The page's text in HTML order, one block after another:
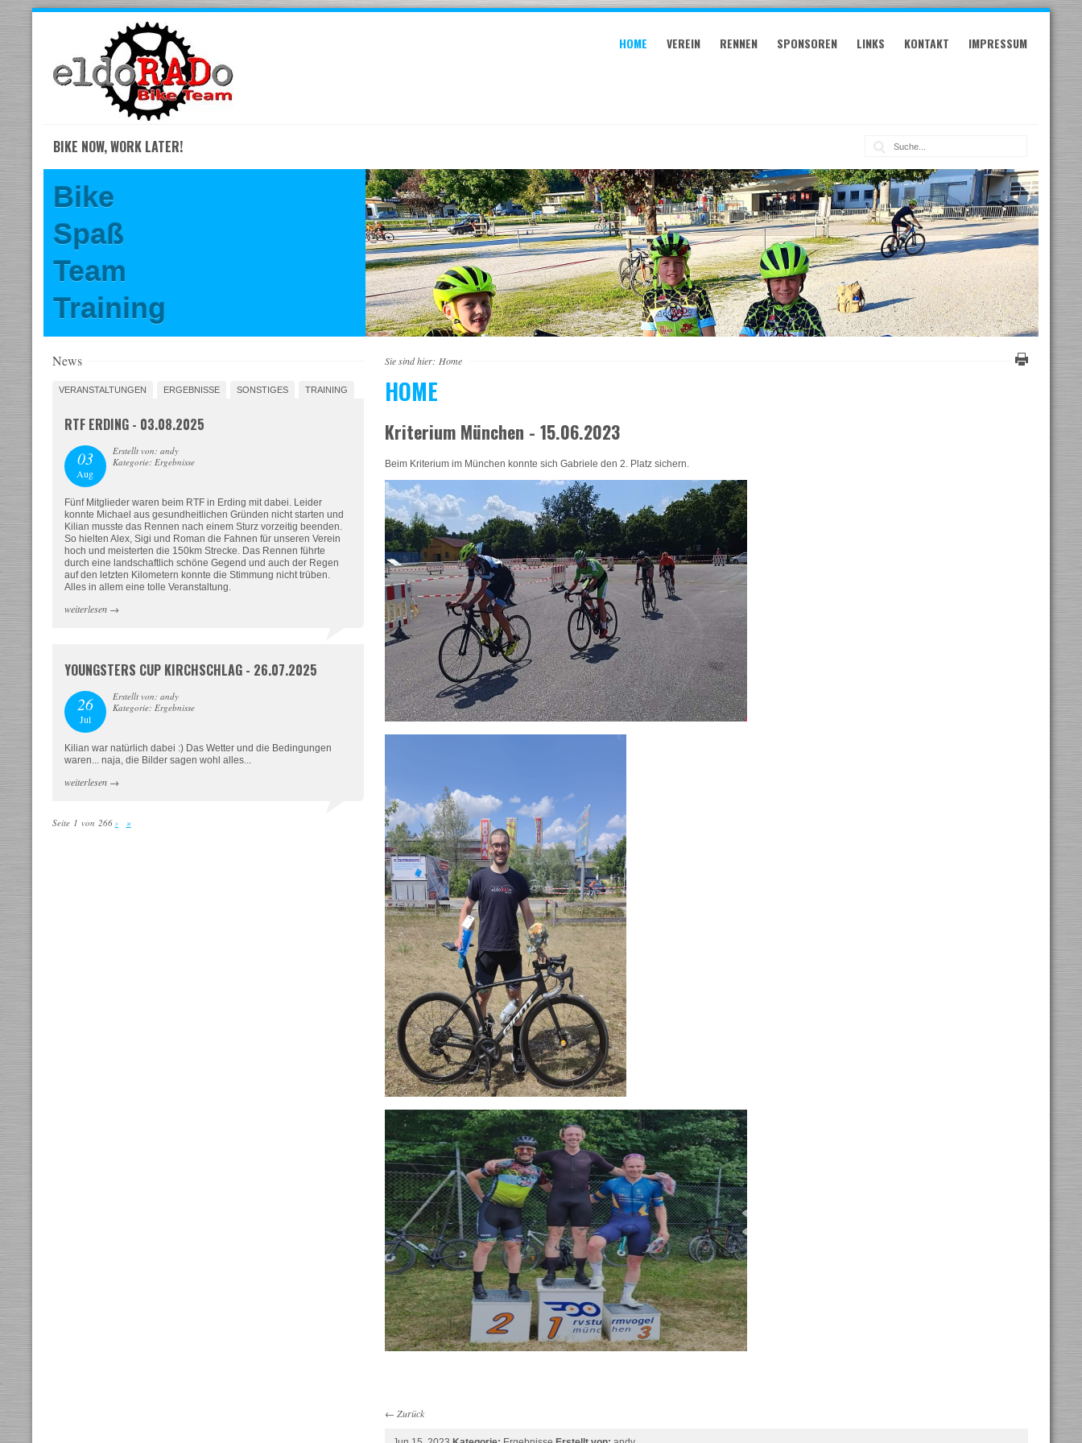
content
HOME VEREIN RENNEN SPONSOREN LINKS KONTAKT IMPRESSUM
BIKE NOW, WORK LATER! Suche:
Bike
Spaß
Team
Training
Sie sind hier: Home
HOME
Kriterium München - 15.06.2023
Beim Kriterium im München konnte sich Gabriele den 2. Platz sichern.
← Zurück
News
VERANSTALTUNGEN ERGEBNISSE SONSTIGES TRAINING
RTF ERDING - 03.08.2025
03
Aug
Erstellt von: andy
Kategorie: Ergebnisse
Fünf Mitglieder waren beim RTF in Erding mit dabei. Leider
konnte Michael aus gesundheitlichen Gründen nicht starten und
Kilian musste das Rennen nach einem Sturz vorzeitig beenden.
So hielten Alex, Sigi und Roman die Fahnen für unseren Verein
hoch und meisterten die 150km Strecke. Das Rennen führte
durch eine landschaftlich schöne Gegend und auch der Regen
auf den letzten Kilometern konnte die Stimmung nicht trüben.
Alles in allem eine tolle Veranstaltung.
weiterlesen→
YOUNGSTERS CUP KIRCHSCHLAG - 26.07.2025
26
Jul
Erstellt von: andy
Kategorie: Ergebnisse
Kilian war natürlich dabei :) Das Wetter und die Bedingungen
waren... naja, die Bilder sagen wohl alles...
weiterlesen→
Seite 1 von 266 › »